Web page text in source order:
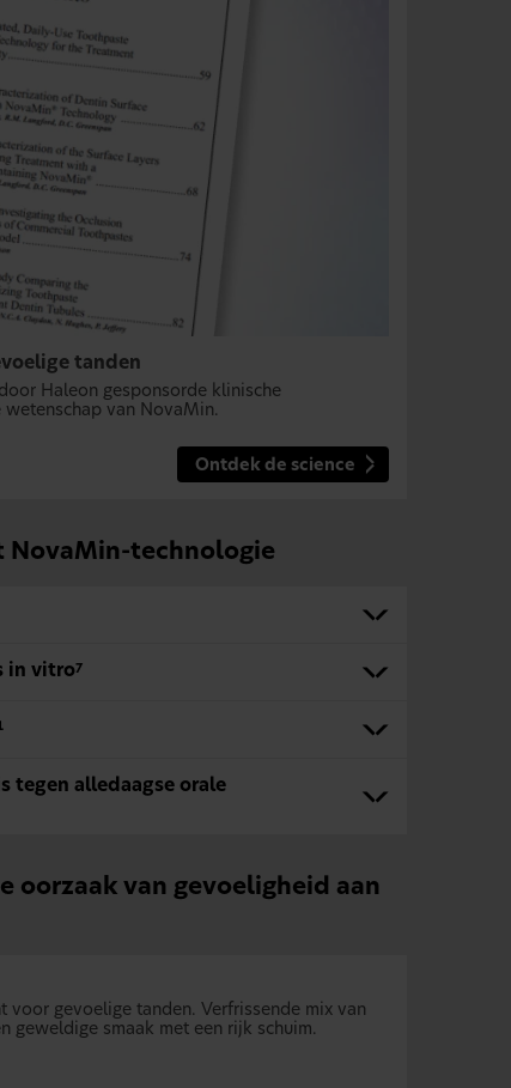
tanden
Haleon gesponsorde klinische
van NovaMin.
Ontdek de science
NovaMin-technologie
in vitro7
tegen alledaagse orale
oorzaak van gevoeligheid aan
voor gevoelige tanden. Verfrissende mix van
geweldige smaak met een rijk schuim.